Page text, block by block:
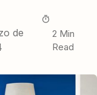
de
2 Min
Read